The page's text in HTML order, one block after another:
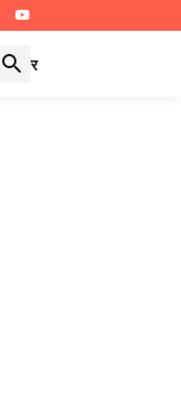
ई पेपर